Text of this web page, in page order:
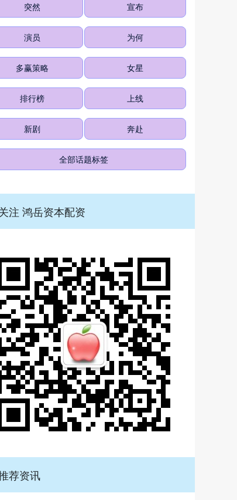
突然 宣布
演员 为何
多赢策略 女星
排行榜 上线
新剧 奔赴
全部话题标签
注 鸿岳资本配资
荐资讯